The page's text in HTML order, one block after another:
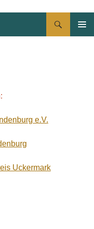
e.V.
Uckermark